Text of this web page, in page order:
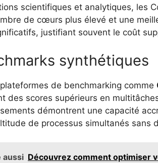
scientifiques et analytiques, les
de cœurs plus élevé et une
justifiant souvent le coût
synthétiques
de benchmarking comme
des scores supérieurs en
démontrent une capacité
de processus simultanés sans
aussi Découvrez comment optimiser